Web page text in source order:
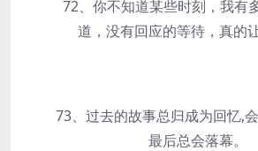
72、你不知道某些时刻，我有
道，没有回应的等待，真的
73、过去的故事总归成为回忆,会
最后总会落幕。